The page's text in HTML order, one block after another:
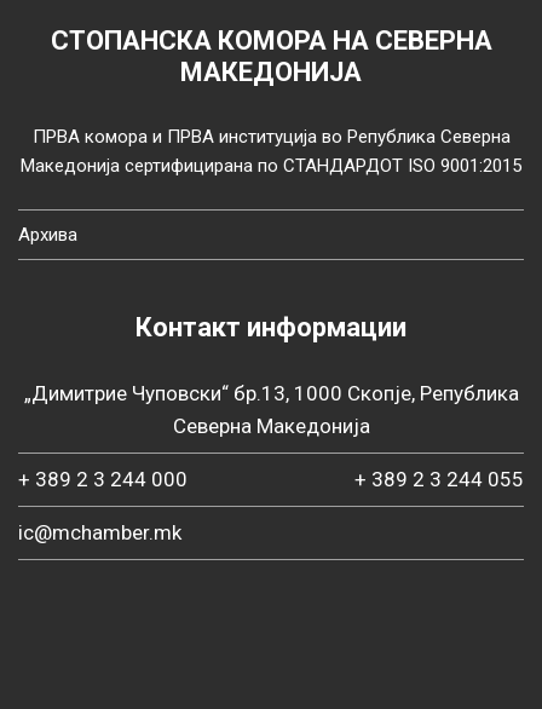
СТОПАНСКА КОМОРА НА СЕВЕРНА
МАКЕДОНИЈА
ПРВА комора и ПРВА институција во Република Северна
Македонија сертифицирана по СТАНДАРДОТ ISO 9001:2015
Архива
Контакт информации
„Димитрие Чуповски“ бр.13, 1000 Скопје, Република
Северна Македонија
+ 389 2 3 244 000 + 389 2 3 244 055
ic@mchamber.mk